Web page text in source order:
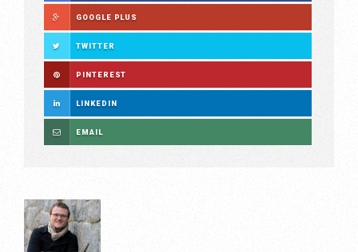
GOOGLE PLUS
TWITTER
PINTEREST
LINKEDIN
EMAIL